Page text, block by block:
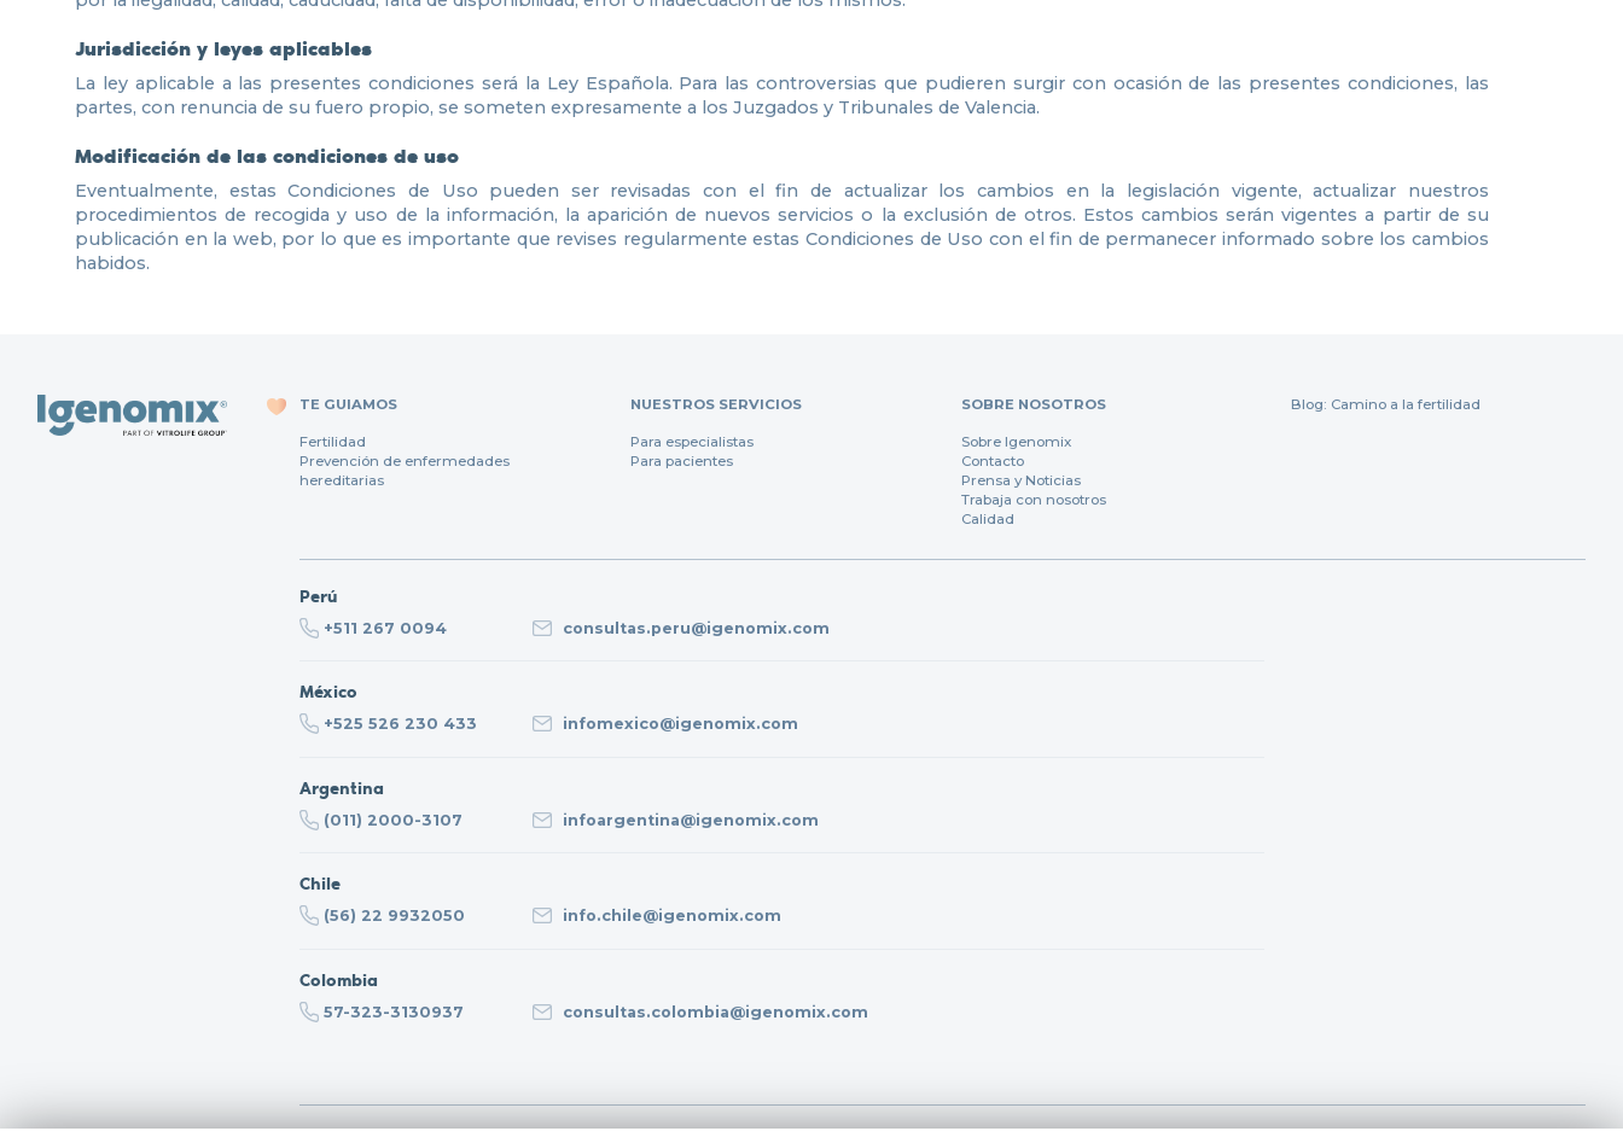
Jurisdicción y leyes aplicables
La ley aplicable a las presentes condiciones será la Ley Española. Para las controversias que pudieren surgir con ocasión de las presentes condiciones, las
partes, con renuncia de su fuero propio, se someten expresamente a los Juzgados y Tribunales de Valencia.
Modificación de las condiciones de uso
Eventualmente, estas Condiciones de Uso pueden ser revisadas con el fin de actualizar los cambios en la legislación vigente, actualizar nuestros
procedimientos de recogida y uso de la información, la aparición de nuevos servicios o la exclusión de otros. Estos cambios serán vigentes a partir de su
publicación en la web, por lo que es importante que revises regularmente estas Condiciones de Uso con el fin de permanecer informado sobre los cambios
habidos.
TE GUIAMOS
Fertilidad
Prevención de enfermedades
hereditarias
NUESTROS SERVICIOS
Para especialistas
Para pacientes
SOBRE NOSOTROS
Sobre Igenomix
Contacto
Prensa y Noticias
Trabaja con nosotros
Calidad
Blog: Camino a la fertilidad
Perú
+511 267 0094 consultas.peru@igenomix.com
México
+525 526 230 433 infomexico@igenomix.com
Argentina
(011) 2000-3107 infoargentina@igenomix.com
Chile
(56) 22 9932050 info.chile@igenomix.com
Colombia
57-323-3130937 consultas.colombia@igenomix.com